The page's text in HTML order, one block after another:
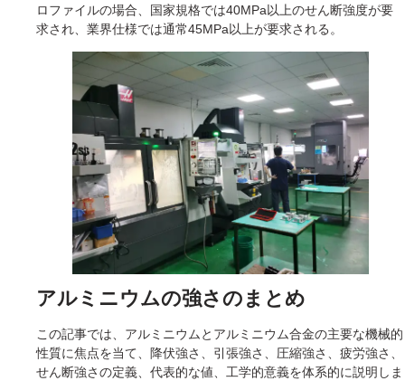
ロファイルの場合、国家規格では40MPa以上のせん断強度が要
求され、業界仕様では通常45MPa以上が要求される。
アルミニウムの強さのまとめ
この記事では、アルミニウムとアルミニウム合金の主要な機械的
性質に焦点を当て、降伏強さ、引張強さ、圧縮強さ、疲労強さ、
せん断強さの定義、代表的な値、工学的意義を体系的に説明しま